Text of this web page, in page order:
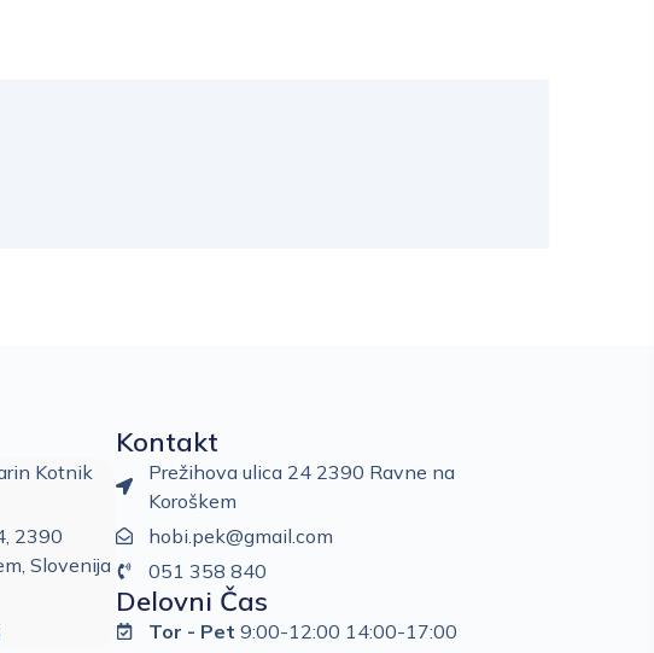
Kotnik
2390
Slovenija
Kontakt
Prežihova ulica 24 2390 Ravne na
Koroškem
hobi.pek@gmail.com
051 358 840
Delovni Čas
Tor - Pet 9:00-12:00 14:00-17:00